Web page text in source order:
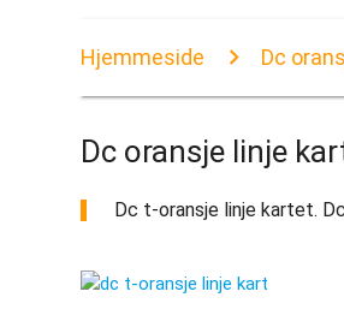
Hjemmeside Dc
Dc oransje linje
Dc t-oransje linje kartet.